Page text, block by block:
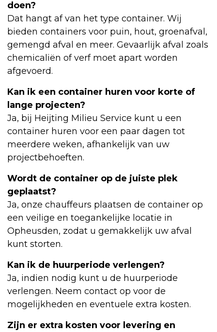
doen?
Dat hangt af van het type container. Wij
bieden containers voor puin, hout, groenafval,
gemengd afval en meer. Gevaarlijk afval zoals
chemicaliën of verf moet apart worden
afgevoerd.
Kan ik een container huren voor korte of
lange projecten?
Ja, bij Heijting Milieu Service kunt u een
container huren voor een paar dagen tot
meerdere weken, afhankelijk van uw
projectbehoeften.
Wordt de container op de juiste plek
geplaatst?
Ja, onze chauffeurs plaatsen de container op
een veilige en toegankelijke locatie in
Opheusden, zodat u gemakkelijk uw afval
kunt storten.
Kan ik de huurperiode verlengen?
Ja, indien nodig kunt u de huurperiode
verlengen. Neem contact op voor de
mogelijkheden en eventuele extra kosten.
Zijn er extra kosten voor levering en